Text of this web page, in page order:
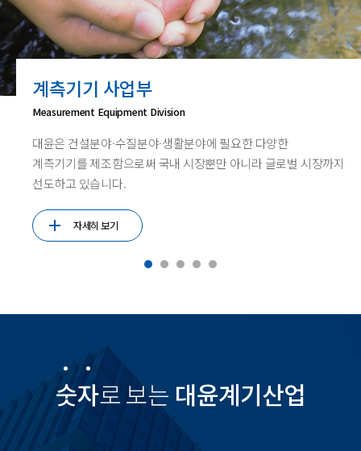
계측기기 사업부
Measurement Equipment Division
대윤은 건설분야·수질분야·생활분야에 필요한 다양한
계측기기를 제조함으로써 국내 시장뿐만 아니라 글로벌 시장까지
선도하고 있습니다.
자세히 보기
국제교정·시험기관
International Correction and Testing Institution
대윤계기산업은 KOLAS 인정한 국가 교정기관 및 국제
시험기관으로써, 부피·밀도·질량 분야 및 측정기 필요 분야에서
교정과 시험기관 역활을 수행하고 있습니다.
자세히 보기
수해방지사업
Flood prevention business
홍수로 인한 피해손실을 미리 예방할 수 있는 간편하고 간소화된
피해방지 장치들을 보급하고 있습니다.
해외무역
Foreign trade
대윤계기산업은 다양한 분야의 개발제품의 활발한 수출을 통해
국가적 이익을 창출해 내고 있습니다.
시스템사업
System Business
대윤 시스템사업부는 산업현장에 직접 필요한 설비 구축 및 관리
등 맞춤형 시스템을 서비스 하고 있습니다.
숫자로 보는 대윤계기산업